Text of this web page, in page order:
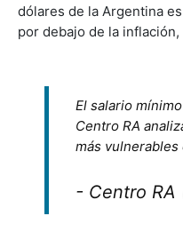
dólares de la Argentina
por debajo de la
El salario
Centro RA
más vulnerables
- Centro RA